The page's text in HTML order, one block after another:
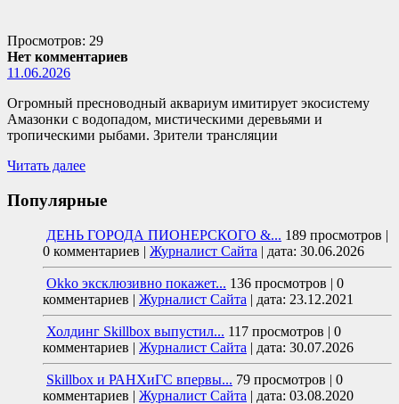
Просмотров: 29
Нет комментариев
11.06.2026
Огромный пресноводный аквариум имитирует экосистему
Амазонки с водопадом, мистическими деревьями и
тропическими рыбами. Зрители трансляции
Читать далее
Популярные
ДЕНЬ ГОРОДА ПИОНЕРСКОГО &... 189 просмотров |
0 комментариев | Журналист Сайта | дата: 30.06.2026
Okko эксклюзивно покажет... 136 просмотров | 0
комментариев | Журналист Сайта | дата: 23.12.2021
Холдинг Skillbox выпустил... 117 просмотров | 0
комментариев | Журналист Сайта | дата: 30.07.2026
Skillbox и РАНХиГС впервы... 79 просмотров | 0
комментариев | Журналист Сайта | дата: 03.08.2020